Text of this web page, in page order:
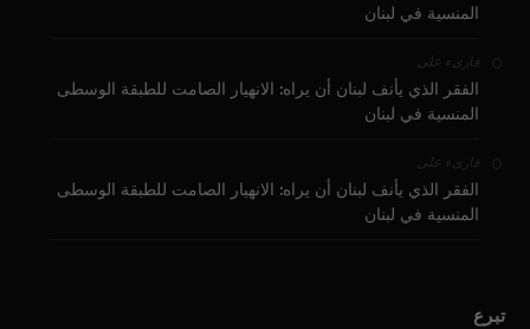
المنسية في لبنان
قارىء على
الفقر الذي يأنف لبنان أن يراه: الانهيار الصامت للطبقة الوسطى
المنسية في لبنان
قارىء على
الفقر الذي يأنف لبنان أن يراه: الانهيار الصامت للطبقة الوسطى
المنسية في لبنان
تبرع